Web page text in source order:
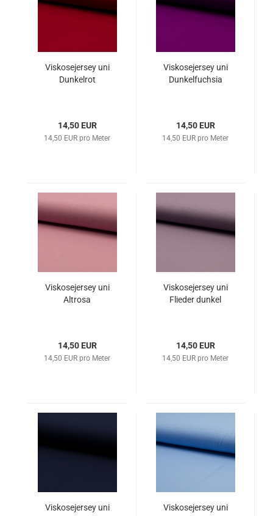
Viskosejersey uni
Dunkelrot
14,50 EUR
14,50 EUR pro Meter
Viskosejersey uni
Dunkelfuchsia
14,50 EUR
14,50 EUR pro Meter
Viskosejersey uni
Altrosa
14,50 EUR
14,50 EUR pro Meter
Viskosejersey uni
Flieder dunkel
14,50 EUR
14,50 EUR pro Meter
Viskosejersey uni
Viskosejersey uni